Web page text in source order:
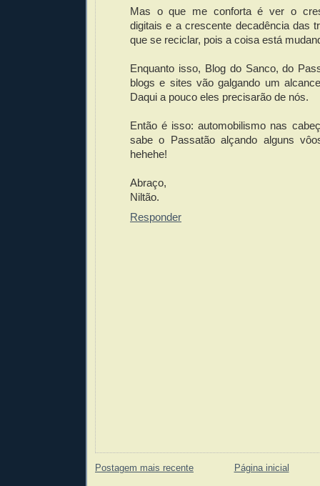
Mas o que me conforta é ver o
digitais e a crescente decadência das
que se reciclar, pois a coisa está
Enquanto isso, Blog do Sanco, do
blogs e sites vão galgando um
Daqui a pouco eles precisarão de nós.
Então é isso: automobilismo nas
sabe o Passatão alçando alguns
hehehe!
Abraço,
Niltão.
Responder
Postagem mais recente Página inicial